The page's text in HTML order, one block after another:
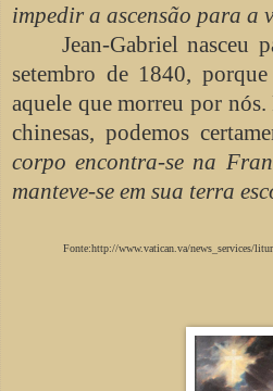
impedir a ascensão para a
Jean-Gabriel nasceu
setembro de 1840,
aquele que morreu por nós.
chinesas, podemos
corpo encontra-se na
manteve-se em sua terra
Fonte:http://www.vatican.va/news_services/